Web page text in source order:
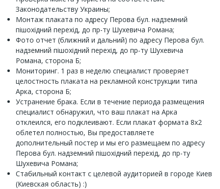
Законодательству Украины;
Монтаж плаката по адресу Перова бул. надземний
пішохідний перехід, до пр-ту Шухевича Романа;
Фото отчет (ближний и дальний) по адресу Перова бул.
надземний пішохідний перехід, до пр-ту Шухевича
Романа, сторона Б;
Мониторинг. 1 раз в неделю специалист проверяет
целостность плаката на рекламной конструкции типа
Арка, сторона Б;
Устранение брака. Если в течение периода размещения
специалист обнаружил, что ваш плакат на Арка
отклеился, его подклеивают. Если плакат формата 8x2
облетел полностью, Вы предоставляете
дополнительный постер и мы его размещаем по адресу
Перова бул. надземний пішохідний перехід, до пр-ту
Шухевича Романа;
Стабильный контакт с целевой аудиторией в городе Киев
(Киевская область) :)